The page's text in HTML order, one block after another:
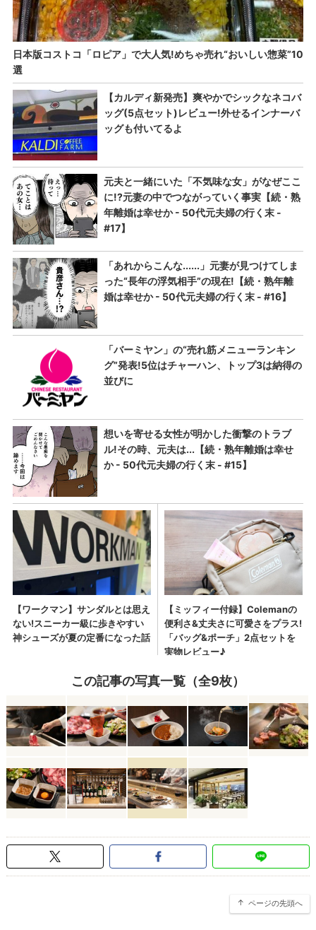
この記事の写真一覧（全9枚）
ページの先頭へ